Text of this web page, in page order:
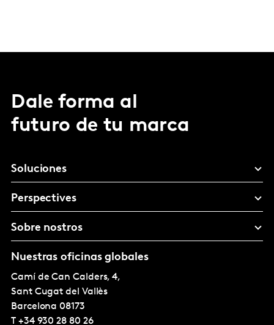
Dale forma al
futuro de tu marca
Soluciones
Perspectives
Sobre nostros
Nuestras oficinas globales
Camí de Can Calders, 4,
Sant Cugat del Vallès
Barcelona 08173
T +34 930 28 80 26